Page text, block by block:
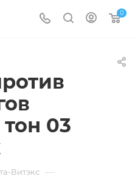
0
03
Витэкс —